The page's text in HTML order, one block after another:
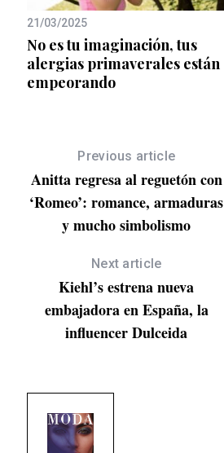
21/03/2025
No es tu imaginación, tus
alergias primaverales están
empeorando
Previous article
Anitta regresa al reguetón con
‘Romeo’: romance, armaduras
y mucho simbolismo
Next article
Kiehl’s estrena nueva
embajadora en España, la
influencer Dulceida